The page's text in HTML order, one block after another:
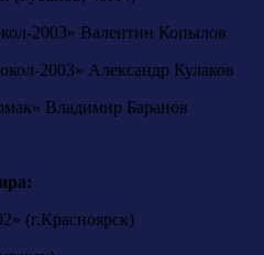
2003» Валентин Копылов
2003» Александр Кулаков
Владимир Баранов
(г.Красноярск)